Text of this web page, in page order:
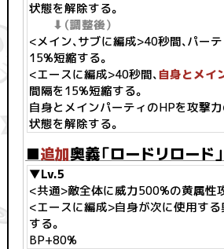
状態を解除する。
⬇︎（調整後）
<メイン、サブに編成>40秒間、パー
15%短縮する。
<エースに編成>40秒間、自身とメイ
間隔を15%短縮する。
自身とメインパーティのHPを攻撃力
状態を解除する。
■追加奥義「ロードリロード」
▼Lv.5
<共通>敵全体に威力500%の黄属性
<エースに編成>自身が次に使用す
する。
BP+80%